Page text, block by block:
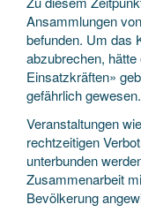
Ansammlungen
befunden. Um das
abzubrechen,
Einsatzkräften»
gefährlich gewesen.
Veranstaltungen
rechtzeitigen
unterbunden
Zusammenarbeit
Bevölkerung